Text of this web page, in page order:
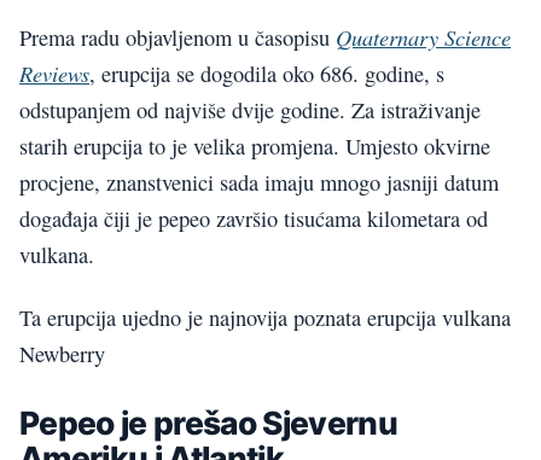
Prema radu objavljenom u časopisu Quaternary Science
Reviews, erupcija se dogodila oko 686. godine, s
odstupanjem od najviše dvije godine. Za istraživanje
starih erupcija to je velika promjena. Umjesto okvirne
procjene, znanstvenici sada imaju mnogo jasniji datum
događaja čiji je pepeo završio tisućama kilometara od
vulkana.
Ta erupcija ujedno je najnovija poznata erupcija vulkana
Newberry
Pepeo je prešao Sjevernu